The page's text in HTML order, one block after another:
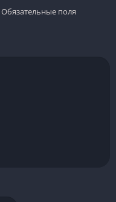
Обязательные поля